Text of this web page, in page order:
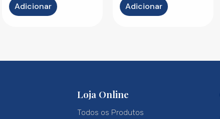
Adicionar Adicionar
Loja Online
Todos os Produtos